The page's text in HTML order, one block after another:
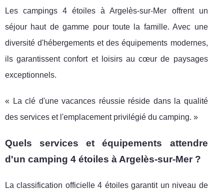
Les campings 4 étoiles à Argelès-sur-Mer offrent un
séjour haut de gamme pour toute la famille. Avec une
diversité d'hébergements et des équipements modernes,
ils garantissent confort et loisirs au cœur de paysages
exceptionnels.
« La clé d'une vacances réussie réside dans la qualité
des services et l'emplacement privilégié du camping. »
Quels services et équipements attendre
d'un camping 4 étoiles à Argelès-sur-Mer ?
La classification officielle 4 étoiles garantit un niveau de